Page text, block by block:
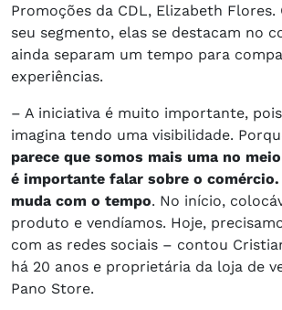
Promoções da CDL, Elizabeth Flores.
seu segmento, elas se destacam no
ainda separam um tempo para
experiências.
– A iniciativa é muito importante,
imagina tendo uma visibilidade.
parece que somos mais uma no
é importante falar sobre o comércio.
muda com o tempo. No início,
produto e vendíamos. Hoje,
com as redes sociais – contou
há 20 anos e proprietária da loja de
Pano Store.